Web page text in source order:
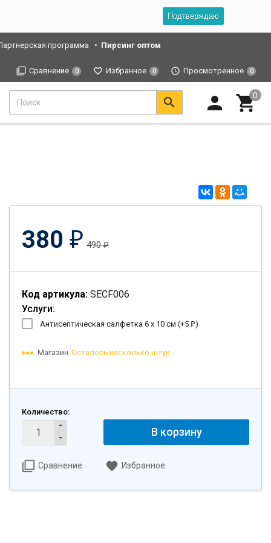
Подтверждаю
программа Пирсинг оптом
Сравнение 0 Избранное 0 Просмотренное 0
380 ₽ 490₽
Код артикула: SECF006
Услуги:
Антисептическая салфетка 6 х 10 см (+5 ₽)
Магазин Осталось несколько штук
Количество:
В корзину
Сравнение Избранное